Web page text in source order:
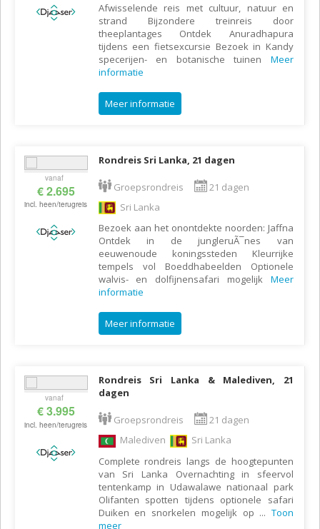
Afwisselende reis met cultuur, natuur en
strand Bijzondere treinreis door
theeplantages Ontdek Anuradhapura
tijdens een fietsexcursie Bezoek in Kandy
specerijen- en botanische tuinen Meer
informatie
Meer informatie
vanaf
€ 2.695
incl. heen/terugreis
Rondreis Sri Lanka, 21 dagen
Groepsrondreis
21 dagen
Sri Lanka
Bezoek aan het onontdekte noorden: Jaffna
Ontdek in de jungleruÃ¯nes van
eeuwenoude koningssteden Kleurrijke
tempels vol Boeddhabeelden Optionele
walvis- en dolfijnensafari mogelijk Meer
informatie
Meer informatie
vanaf
€ 3.995
incl. heen/terugreis
Rondreis Sri Lanka & Malediven, 21
dagen
Groepsrondreis
21 dagen
Malediven
Sri Lanka
Complete rondreis langs de hoogtepunten
van Sri Lanka Overnachting in sfeervol
tentenkamp in Udawalawe nationaal park
Olifanten spotten tijdens optionele safari
Duiken en snorkelen mogelijk op ... Toon
meer